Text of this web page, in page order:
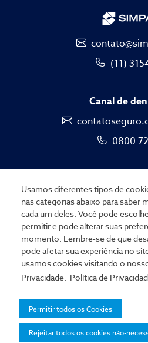
Usamos diferentes tipos de
nas categorias abaixo para saber
cada um deles. Você pode
permitir e pode alterar suas
momento. Lembre-se de que
pode afetar sua experiência no
usamos cookies visitando o
Privacidade. Política de
Permitir todos os Cookies
Rejeitar todos os cookies não-
(11)
Canal de
0800
Portal do
Consentimento
© Copyright
Aviso de